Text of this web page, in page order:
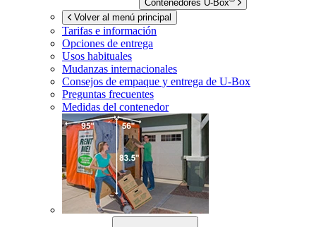
Contenedores U-Box
Volver al menú principal
Tarifas e información
Opciones de entrega
Usos habituales
Mudanzas internacionales
Consejos de empaque y entrega de U-Box
Preguntas frecuentes
Medidas del contenedor